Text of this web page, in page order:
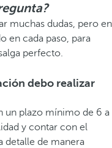
muchas dudas, pero en
en cada paso, para
perfecto.
debo realizar
un plazo mínimo de 6 a
y contar con el
detalle de manera